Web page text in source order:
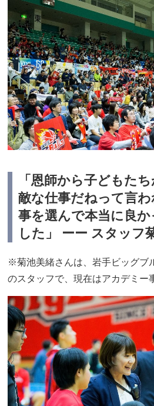
「恩師から子どもた
敵な仕事だねって言
事を選んで本当に良
した」 ーー スタッフ
※菊池美緒さんは、岩手ビッグブ
のスタッフで、現在はアカデミー